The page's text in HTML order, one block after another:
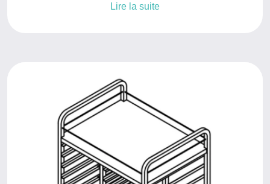
Lire la suite